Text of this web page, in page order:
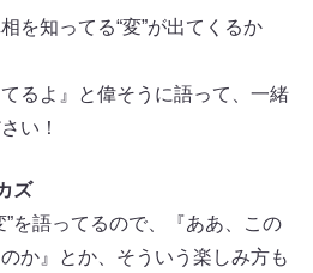
を知ってる“変”が出てくるか
るよ』と偉そうに語って、一緒
い！
ズ
を語ってるので、『ああ、この
か』とか、そういう楽しみ方も